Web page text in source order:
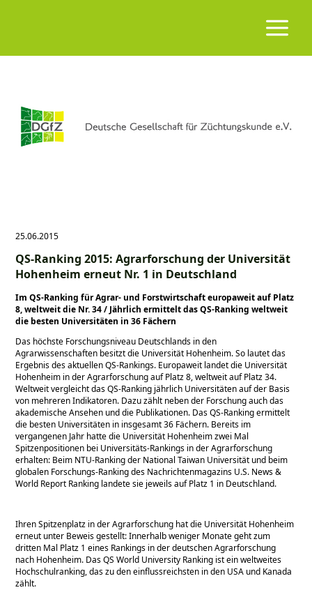
25.06.2015
QS-Ranking 2015: Agrarforschung der Universität
Hohenheim erneut Nr. 1 in Deutschland
Im QS-Ranking für Agrar- und Forstwirtschaft europaweit auf Platz
8, weltweit die Nr. 34 / Jährlich ermittelt das QS-Ranking weltweit
die besten Universitäten in 36 Fächern
Das höchste Forschungsniveau Deutschlands in den
Agrarwissenschaften besitzt die Universität Hohenheim. So lautet das
Ergebnis des aktuellen QS-Rankings. Europaweit landet die Universität
Hohenheim in der Agrarforschung auf Platz 8, weltweit auf Platz 34.
Weltweit vergleicht das QS-Ranking jährlich Universitäten auf der Basis
von mehreren Indikatoren. Dazu zählt neben der Forschung auch das
akademische Ansehen und die Publikationen. Das QS-Ranking ermittelt
die besten Universitäten in insgesamt 36 Fächern. Bereits im
vergangenen Jahr hatte die Universität Hohenheim zwei Mal
Spitzenpositionen bei Universitäts-Rankings in der Agrarforschung
erhalten: Beim NTU-Ranking der National Taiwan Universität und beim
globalen Forschungs-Ranking des Nachrichtenmagazins U.S. News &
World Report Ranking landete sie jeweils auf Platz 1 in Deutschland.
Ihren Spitzenplatz in der Agrarforschung hat die Universität Hohenheim
erneut unter Beweis gestellt: Innerhalb weniger Monate geht zum
dritten Mal Platz 1 eines Rankings in der deutschen Agrarforschung
nach Hohenheim. Das QS World University Ranking ist ein weltweites
Hochschulranking, das zu den einflussreichsten in den USA und Kanada
zählt.